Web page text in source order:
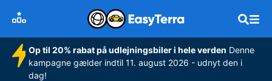
Op til 20% rabat på udlejningsbiler i hele verden Denne
kampagne gælder indtil 11. august 2026 - udnyt den i
dag!